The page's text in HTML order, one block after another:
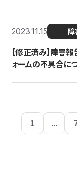
2023.11.15 障
【修正済み】障害
ォームの不具合に
1 ...